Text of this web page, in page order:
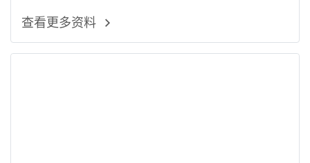
查看更多资料